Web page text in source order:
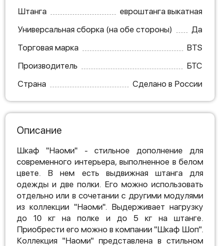
Штанга
евроштанга выкатная
Универсальная сборка (на обе стороны)
Да
Торговая марка
BTS
Производитель
БТС
Страна
Сделано в России
Описание
Шкаф "Наоми" - стильное дополнение для
современного интерьера, выполненное в белом
цвете. В нем есть выдвижная штанга для
одежды и две полки. Его можно использовать
отдельно или в сочетании с другими модулями
из коллекции "Наоми". Выдерживает нагрузку
до 10 кг на полке и до 5 кг на штанге.
Приобрести его можно в компании "Шкаф Шоп".
Коллекция "Наоми" представлена в стильном